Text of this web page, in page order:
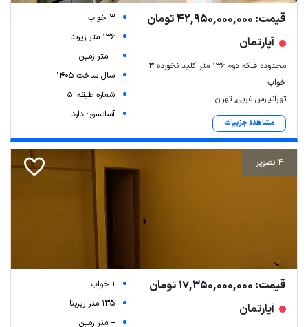
قیمت: 42,950,000,000 تومان
آپارتمان
محدوده فلکه دوم ۱۳۶ متر کلید نخورده ۳
خواب
تهرانپارس غربی, تهران
مشاهده جزییات
3 خواب
136 متر زیربنا
-- متر زمین
سال ساخت 1405
شماره طبقه: 5
آسانسور: دارد
4 تصویر
قیمت: 17,350,000,000 تومان
آپارتمان
1 خواب
135 متر زیربنا
-- متر زمین